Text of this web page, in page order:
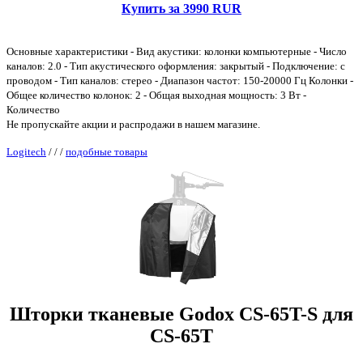
Купить за 3990 RUR
Основные характеристики - Вид акустики: колонки компьютерные - Число
каналов: 2.0 - Тип акустического оформления: закрытый - Подключение: с
проводом - Тип каналов: стерео - Диапазон частот: 150-20000 Гц Колонки -
Общее количество колонок: 2 - Общая выходная мощность: 3 Вт -
Количество
Не пропускайте акции и распродажи в нашем магазине.
Logitech / / / подобные товары
Шторки тканевые Godox CS-65T-S для
CS-65T